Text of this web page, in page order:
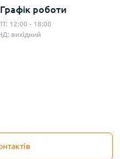
Графік роботи
12:00 - 18:00
вихідний